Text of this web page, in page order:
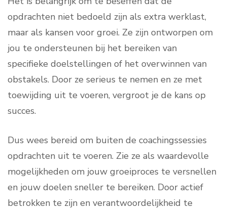
opdrachten niet bedoeld zijn als extra werklast,
maar als kansen voor groei. Ze zijn ontworpen om
jou te ondersteunen bij het bereiken van
specifieke doelstellingen of het overwinnen van
obstakels. Door ze serieus te nemen en ze met
toewijding uit te voeren, vergroot je de kans op
succes.
Dus wees bereid om buiten de coachingssessies
opdrachten uit te voeren. Zie ze als waardevolle
mogelijkheden om jouw groeiproces te versnellen
en jouw doelen sneller te bereiken. Door actief
betrokken te zijn en verantwoordelijkheid te